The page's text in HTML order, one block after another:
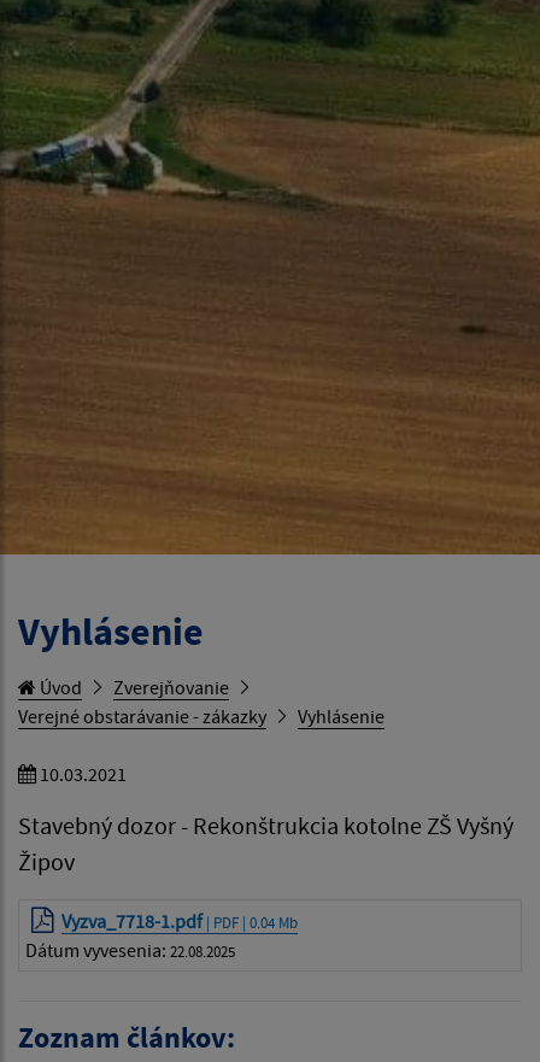
Vyhlásenie
Úvod
Zverejňovanie
Verejné obstarávanie - zákazky
Vyhlásenie
10.03.2021
Stavebný dozor - Rekonštrukcia kotolne ZŠ Vyšný
Žipov
Vyzva_7718-1.pdf | PDF | 0.04 Mb
Dátum vyvesenia: 22.08.2025
Zoznam článkov: